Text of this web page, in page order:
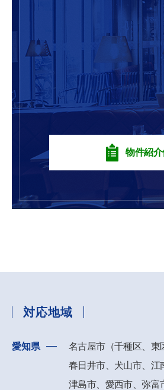
物件紹
対応地域
愛知県
名古屋市（千種区、東
春日井市、 犬山市、江
津島市、愛西市、弥富